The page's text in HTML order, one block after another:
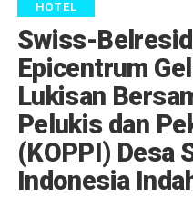
HOTEL
Swiss-
Epicentrum
Lukisan
Pelukis dan
(KOPPI) Desa
Indonesia